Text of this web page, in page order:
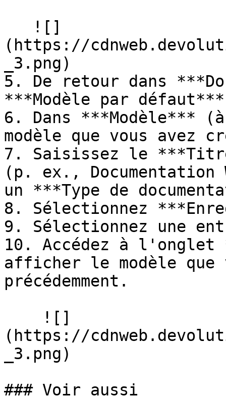
(https://
_3.png)
5. De retour dans
***Modèle par
6. Dans ***Modèle***
modèle que vous avez
7. Saisissez le
(p. ex., Documentation
un ***Type de
8. Sélectionnez
9. Sélectionnez une
10. Accédez à l'onglet
afficher le modèle que
précédemment.
(https://
_3.png)
### Voir aussi